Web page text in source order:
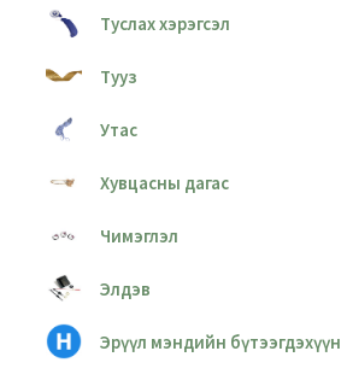
Туслах хэрэгсэл
Тууз
Утас
Хувцасны дагас
Чимэглэл
Элдэв
Эрүүл мэндийн бүтээгдэхүүн